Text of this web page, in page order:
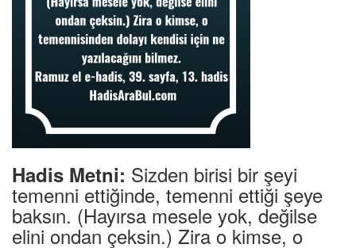
Hadis Metni: Sizden birisi bir şeyi
temenni ettiğinde, temenni ettiği şeye
baksın. (Hayırsa mesele yok, değilse
elini ondan çeksin.) Zira o kimse, o